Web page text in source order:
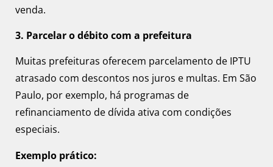
venda.
3. Parcelar o débito com a prefeitura
Muitas prefeituras oferecem parcelamento de IPTU
atrasado com descontos nos juros e multas. Em São
Paulo, por exemplo, há programas de
refinanciamento de dívida ativa com condições
especiais.
Exemplo prático: